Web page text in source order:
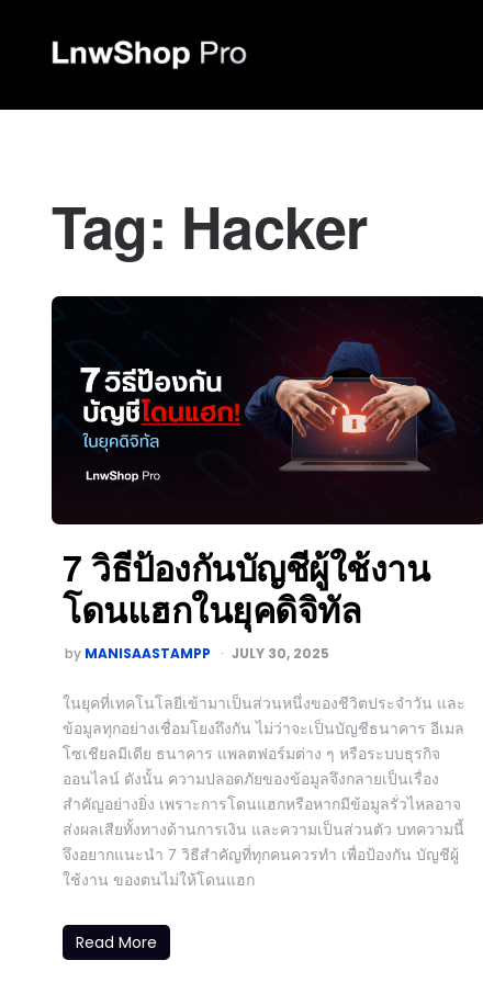
Tag: Hacker
7 วิธีป้องกันบัญชีผู้ใช้งาน
โดนแฮกในยุคดิจิทัล
by MANISAASTAMPP JULY 30, 2025
ในยุคที่เทคโนโลยีเข้ามาเป็นส่วนหนึ่งของชีวิตประจำวัน และ
ข้อมูลทุกอย่างเชื่อมโยงถึงกัน ไม่ว่าจะเป็นบัญชีธนาคาร อีเมล
โซเชียลมีเดีย ธนาคาร แพลตฟอร์มต่าง ๆ หรือระบบธุรกิจ
ออนไลน์ ดังนั้น ความปลอดภัยของข้อมูลจึงกลายเป็นเรื่อง
สำคัญอย่างยิ่ง เพราะการโดนแฮกหรือหากมีข้อมูลรั่วไหลอาจ
ส่งผลเสียทั้งทางด้านการเงิน และความเป็นส่วนตัว บทความนี้
จึงอยากแนะนำ 7 วิธีสำคัญที่ทุกคนควรทำ เพื่อป้องกัน บัญชีผู้
ใช้งาน ของตนไม่ให้โดนแฮก
Read More